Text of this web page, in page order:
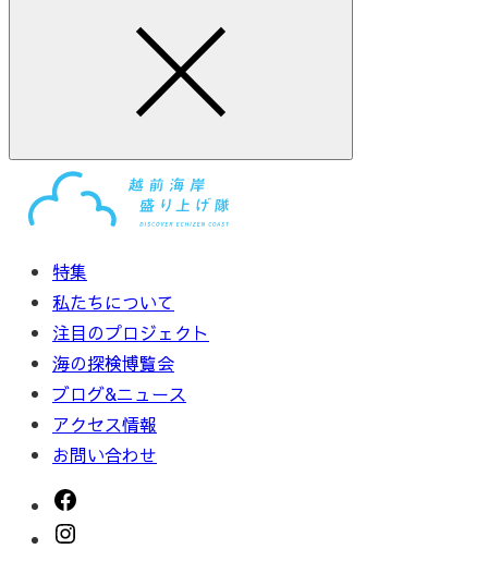
特集
私たちについて
注目のプロジェクト
海の探検博覧会
ブログ&ニュース
アクセス情報
お問い合わせ